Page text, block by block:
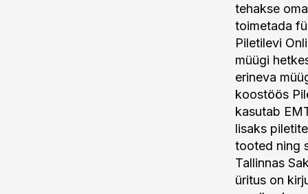
tehakse
toimetada
Piletilevi
müügi
erineva
koostöös
kasutab
lisaks
tooted ning
Tallinnas
üritus on